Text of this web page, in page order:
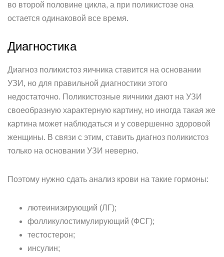
во второй половине цикла, а при поликистозе она
остается одинаковой все время.
Диагностика
Диагноз поликистоз яичника ставится на основании
УЗИ, но для правильной диагностики этого
недостаточно. Поликистозные яичники дают на УЗИ
своеобразную характерную картину, но иногда такая же
картина может наблюдаться и у совершенно здоровой
женщины. В связи с этим, ставить диагноз поликистоз
только на основании УЗИ неверно.
Поэтому нужно сдать анализ крови на такие гормоны:
лютеинизирующий (ЛГ);
фолликулостимулирующий (ФСГ);
тестостерон;
инсулин;